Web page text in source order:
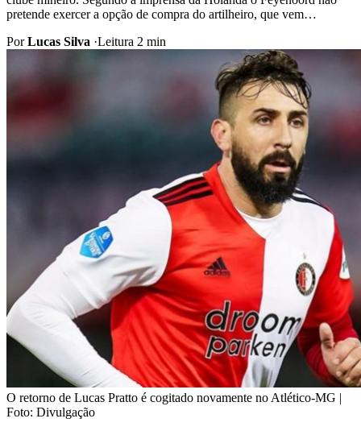
pretende exercer a opção de compra do artilheiro, que vem…
PorLucas Silva ·Leitura 2 min
O retorno de Lucas Pratto é cogitado novamente no Atlético-MG |
Foto: Divulgação